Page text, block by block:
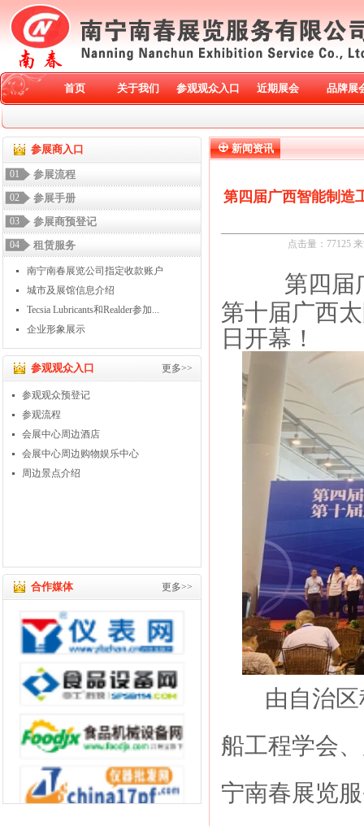
首页 关于我们 参观观众入口 近期展会 品牌展
参展商入口
01 参展流程
02 参展手册
03 参展商预登记
04 租赁服务
南宁南春展览公司指定收款账户
城市及展馆信息介绍
Tecsia Lubricants和Realder参加...
企业形象展示
参观观众入口 更多>>
参观观众预登记
参观流程
会展中心周边酒店
会展中心周边购物娱乐中心
周边景点介绍
合作媒体 更多>>
新闻资讯
第四届广西智能制造
点击量： 77125
第四届
第十届广西
日开幕！
由自治区
船工程学会
宁南春展览